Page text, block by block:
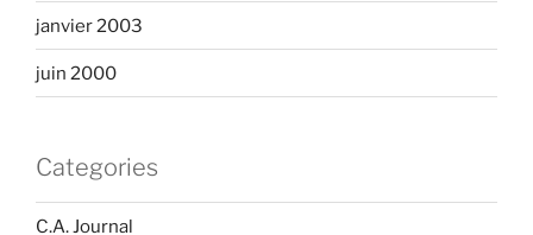
janvier 2003
juin 2000
Categories
C.A. Journal